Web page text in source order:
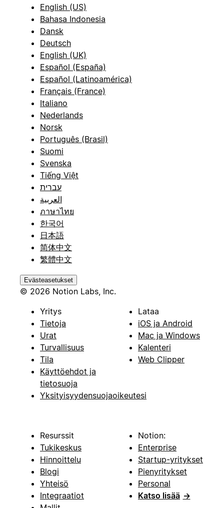
English (US)
Bahasa Indonesia
Dansk
Deutsch
English (UK)
Español (España)
Español (Latinoamérica)
Français (France)
Italiano
Nederlands
Norsk
Português (Brasil)
Suomi
Svenska
Tiếng Việt
עברית
العربية
ภาษาไทย
한국어
日本語
简体中文
繁體中文
Evästeasetukset
© 2026 Notion Labs, Inc.
Yritys
Tietoja
Urat
Turvallisuus
Tila
Käyttöehdot ja
tietosuoja
Yksityisyydensuojaoikeutesi
Lataa
iOS ja Android
Mac ja Windows
Kalenteri
Web Clipper
Resurssit
Tukikeskus
Hinnoittelu
Blogi
Yhteisö
Integraatiot
Notion:
Enterprise
Startup-yritykset
Pienyritykset
Personal
Katso lisää →